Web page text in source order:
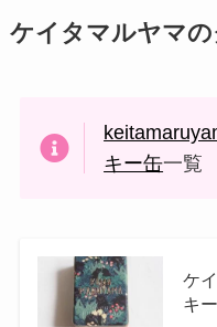
ケイタマルヤマ
キー缶一覧
ケ
キ